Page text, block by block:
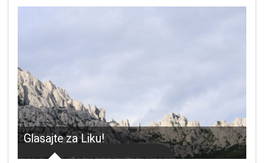
Glasajte za Liku!